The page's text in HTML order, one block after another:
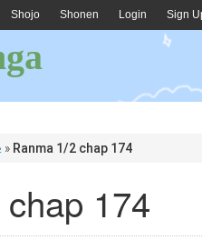
Shojo Shonen Login Sign
» Ranma 1/2 chap 174
174